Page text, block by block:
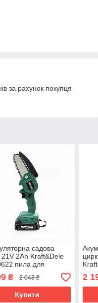
за рахунок покупця
садова
21V 2Ah Kraft&Dele
пила для
саду
₴ 2 043 ₴
Купити
2